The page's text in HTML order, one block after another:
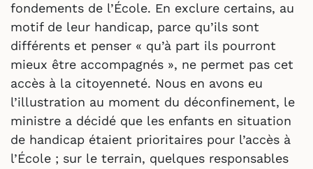
fondements de l’École. En exclure certains, au
motif de leur handicap, parce qu’ils sont
différents et penser « qu’à part ils pourront
mieux être accompagnés », ne permet pas cet
accès à la citoyenneté. Nous en avons eu
l’illustration au moment du déconfinement, le
ministre a décidé que les enfants en situation
de handicap étaient prioritaires pour l’accès à
l’École ; sur le terrain, quelques responsables